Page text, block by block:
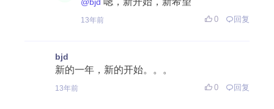
13年前 0 回复
bjd
新的一年，新的开始。。。
13年前 0 回复